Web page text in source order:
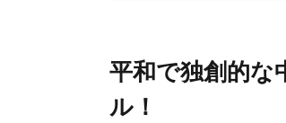
平和で独創的な
ル！